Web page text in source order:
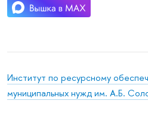
Институт по ресурсному
муниципальных нужд им. А.Б.